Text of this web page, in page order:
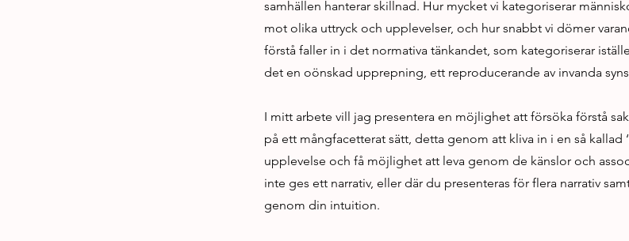
samhällen hanterar skillnad. Hur mycket vi kategoriserar
mot olika uttryck och upplevelser, och hur snabbt vi dömer
förstå faller in i det normativa tänkandet, som kategoriserar
det en oönskad upprepning, ett reproducerande av invanda
I mitt arbete vill jag presentera en möjlighet att försöka förstå
på ett mångfacetterat sätt, detta genom att kliva in i en så kallad
upplevelse och få möjlighet att leva genom de känslor och
inte ges ett narrativ, eller där du presenteras för flera narrativ
genom din intuition.